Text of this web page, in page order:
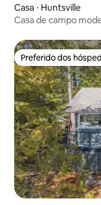
Casa ⋅ Huntsville
Casa de campo
Preferido dos
Preferido dos